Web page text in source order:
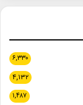
۶,۳۳۰
۴,۱۳۲
۱,۴۸۷